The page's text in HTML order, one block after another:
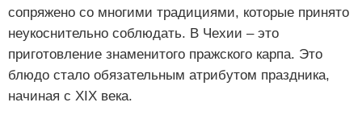
сопряжено со многими традициями, которые принято
неукоснительно соблюдать. В Чехии – это
приготовление знаменитого пражского карпа. Это
блюдо стало обязательным атрибутом праздника,
начиная с XIX века.